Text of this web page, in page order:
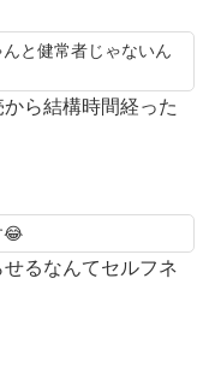
と健常者じゃないん
から結構時間経った
😂
せるなんてセルフネ